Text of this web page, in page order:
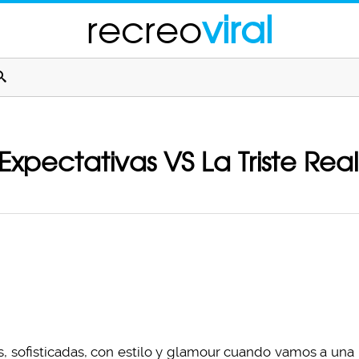
recreoviral
VS La Triste
sofisticadas, con estilo y glamour cuando vamos a una